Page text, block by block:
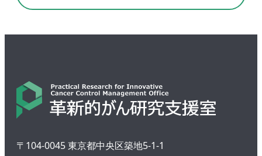
〒104-0045 東京都中央区築地5-1-1